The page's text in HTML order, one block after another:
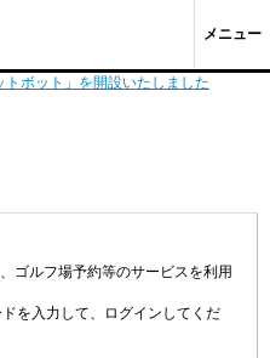
メニュー
ボット」を開設いたしました
ゴルフ場予約等のサービスを利用
を入力して、ログインしてくだ